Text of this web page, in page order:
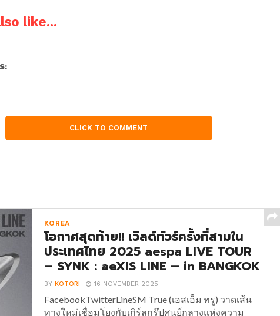
like...
CLICK TO COMMENT
KOREA
โอกาศสุดท้าย!! เวิลด์ทัวร์ครั้งที่สามใน
ประเทศไทย 2025 aespa LIVE TOUR
– SYNK : aeXIS LINE – in BANGKOK
BYKOTORI 16 NOVEMBER 2025
FacebookTwitterLineSM True (เอสเอ็ม ทรู) วาดเส้น
ทางใหม่เชื่อมโยงกับเกิร์ลกรุ๊ปศูนย์กลางแห่งความ